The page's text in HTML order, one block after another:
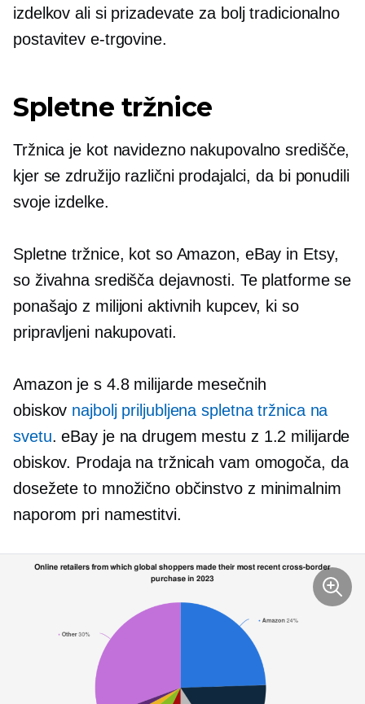
izdelkov ali si prizadevate za bolj tradicionalno
postavitev e-trgovine.
Spletne tržnice
Tržnica je kot navidezno nakupovalno središče,
kjer se združijo različni prodajalci, da bi ponudili
svoje izdelke.
Spletne tržnice, kot so Amazon, eBay in Etsy,
so živahna središča dejavnosti. Te platforme se
ponašajo z milijoni aktivnih kupcev, ki so
pripravljeni nakupovati.
Amazon je s 4.8 milijarde mesečnih
obiskov najbolj priljubljena spletna tržnica na
svetu. eBay je na drugem mestu z 1.2 milijarde
obiskov. Prodaja na tržnicah vam omogoča, da
dosežete to množično občinstvo z minimalnim
naporom pri namestitvi.